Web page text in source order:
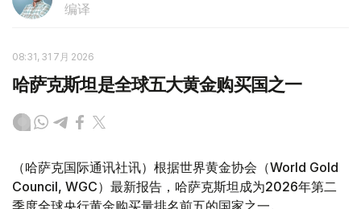
编译
08:31, 31 7月 2026
哈萨克斯坦是全球五大黄金购买国之一
（哈萨克国际通讯社讯）根据世界黄金协会（World Gold
Council, WGC）最新报告，哈萨克斯坦成为2026年第二